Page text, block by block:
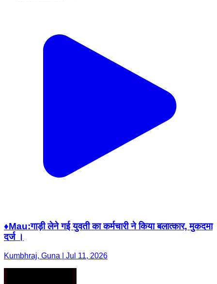
♦️Mau:गाड़ी लेने गई युवती का कर्मचारी ने किया बलात्कार, मुकदमा
दर्ज ।
Kumbhraj, Guna | Jul 11, 2026